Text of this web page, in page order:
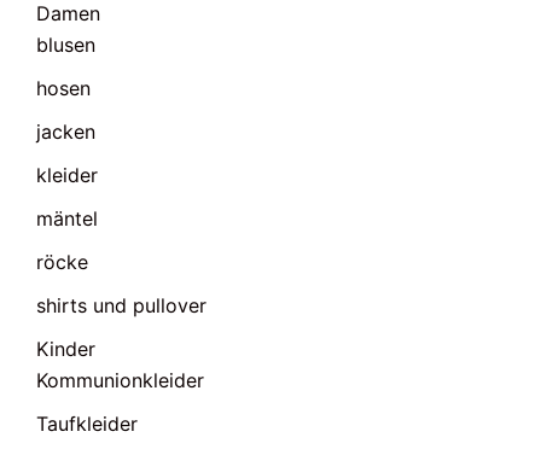
Damen
blusen
hosen
jacken
kleider
mäntel
röcke
shirts und pullover
Kinder
Kommunionkleider
Taufkleider